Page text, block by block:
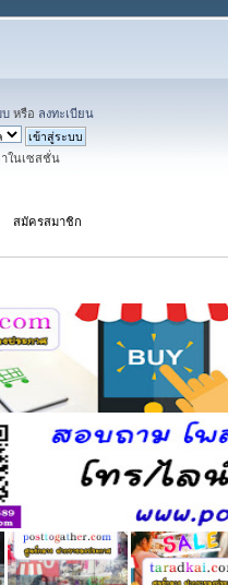
บ หรือ ลงทะเบียน
าในเซสชั่น
สมัครสมาชิก